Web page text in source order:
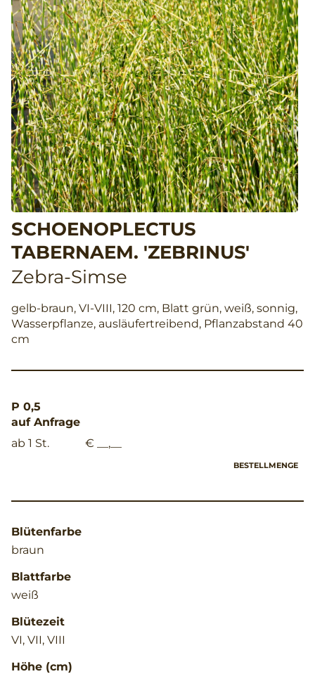
SCHOENOPLECTUS
TABERNAEM. 'ZEBRINUS'
Zebra-Simse
gelb-braun, VI-VIII, 120 cm, Blatt grün, weiß, sonnig,
Wasserpflanze, ausläufertreibend, Pflanzabstand 40
cm
P 0,5
auf Anfrage
ab 1 St.
€ __,__
BESTELLMENGE
Blütenfarbe
braun
Blattfarbe
weiß
Blütezeit
VI, VII, VIII
Höhe (cm)